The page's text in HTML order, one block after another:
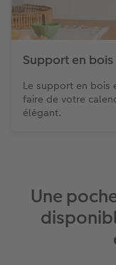
Support en bois
Le support en bois
faire de votre
élégant.
Une